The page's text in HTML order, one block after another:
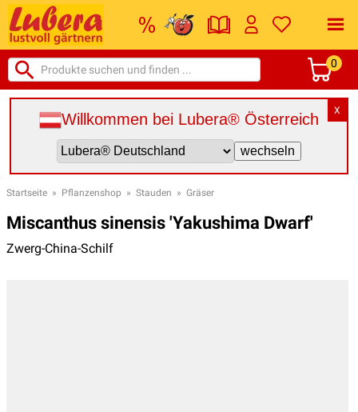
0
X
Willkommen bei Lubera® Österreich
Startseite » Pflanzenshop » Stauden » Gräser
Miscanthus sinensis 'Yakushima Dwarf'
Zwerg-China-Schilf